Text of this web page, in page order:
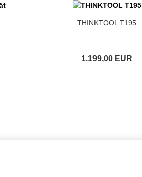
THINKTOOL T195
1.199,00 EUR